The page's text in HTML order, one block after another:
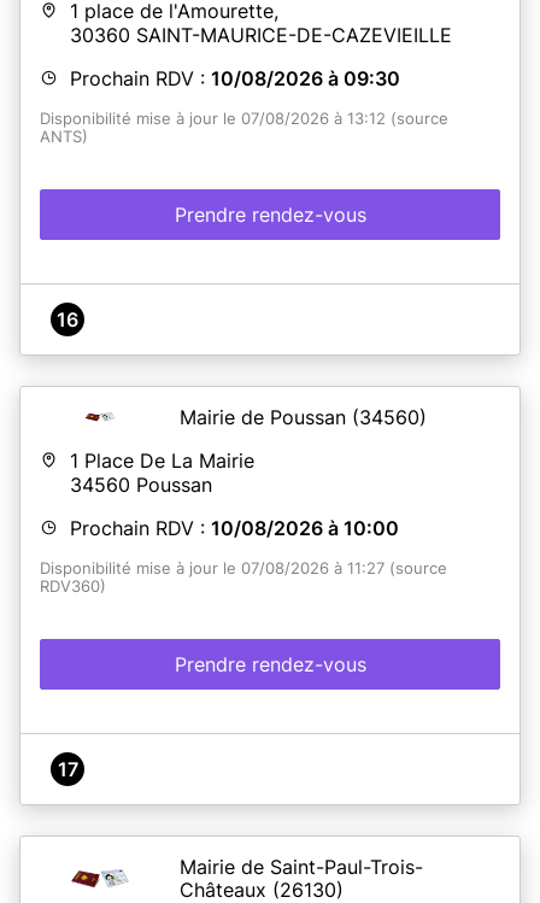
1 place de l'Amourette,
30360 SAINT-MAURICE-DE-CAZEVIEILLE
Prochain RDV : 10/08/2026 à 09:30
Disponibilité mise à jour le 07/08/2026 à 13:12 (source
ANTS)
Prendre rendez-vous
16
Mairie de Poussan (34560)
1 Place De La Mairie
34560 Poussan
Prochain RDV : 10/08/2026 à 10:00
Disponibilité mise à jour le 07/08/2026 à 11:27 (source
RDV360)
Prendre rendez-vous
17
Mairie de Saint-Paul-Trois-
Châteaux (26130)